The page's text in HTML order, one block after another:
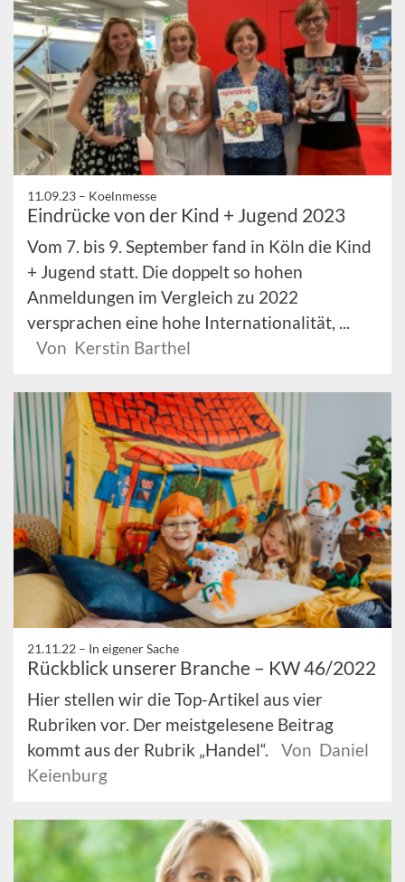
11.09.23 – Koelnmesse
Eindrücke von der Kind + Jugend 2023
Vom 7. bis 9. September fand in Köln die Kind
+ Jugend statt. Die doppelt so hohen
Anmeldungen im Vergleich zu 2022
versprachen eine hohe Internationalität, ...
Von Kerstin Barthel
21.11.22 – In eigener Sache
Rückblick unserer Branche – KW 46/2022
Hier stellen wir die Top-Artikel aus vier
Rubriken vor. Der meistgelesene Beitrag
kommt aus der Rubrik „Handel“.
Von Daniel
Keienburg